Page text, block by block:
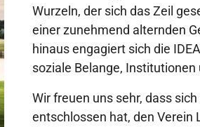
Wurzeln, der sich das Zeil
einer zunehmend alternden
hinaus engagiert sich die
soziale Belange, Institutionen
Wir freuen uns sehr, dass
entschlossen hat, den Verein